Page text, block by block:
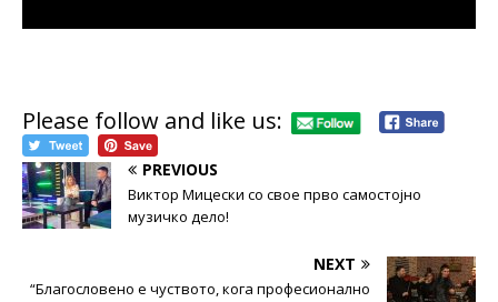
Please follow and like us:
PREVIOUS
Виктор Мицески со свое прво самостојно
музичко дело!
NEXT
“Благословено е чуството, кога професионално